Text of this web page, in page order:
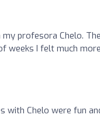
profesora Chelo.
weeks I felt much
with Chelo were fun